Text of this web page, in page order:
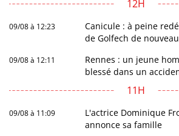
12H
09/08 à 12:23
Canicule : à peine
de Golfech de
09/08 à 12:11
Rennes : un jeune
blessé dans un
11H
09/08 à 11:09
L'actrice Dominique
annonce sa famille